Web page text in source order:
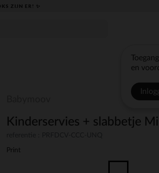
ZIJN ER! ✨
en
Kinderservies + slabbetje
Print